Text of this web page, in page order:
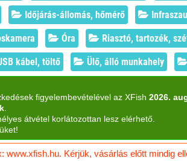
Időjárás-állomás, hőmérő
Óra Riasztó, tartozék,
kábel, töltő Ülő, álló munkahely
figyelembevételével az XFish 2026.
.
átvétel korlátozottan lesz elérhető.
Kérjük, vásárlás előtt mindig